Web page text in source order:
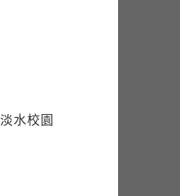
淡水校園